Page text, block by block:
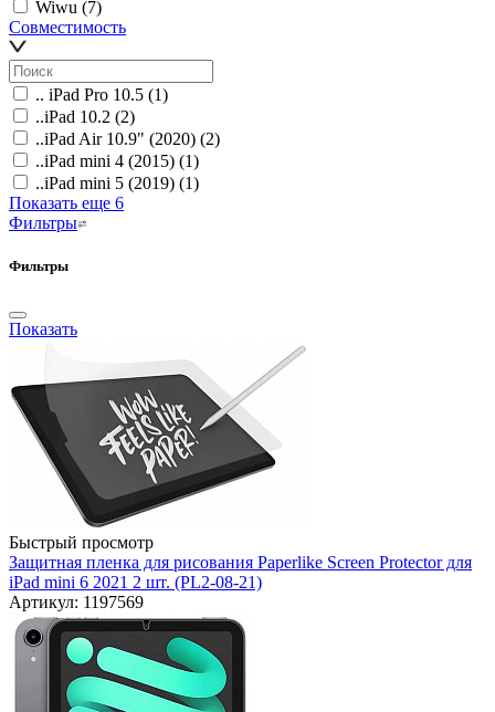
Wiwu (7)
Совместимость
.. iPad Pro 10.5 (1)
..iPad 10.2 (2)
..iPad Air 10.9" (2020) (2)
..iPad mini 4 (2015) (1)
..iPad mini 5 (2019) (1)
Показать еще 6
Фильтры
Фильтры
Показать
Быстрый просмотр
Защитная пленка для рисования Paperlike Screen Protector для
iPad mini 6 2021 2 шт. (PL2-08-21)
Артикул: 1197569